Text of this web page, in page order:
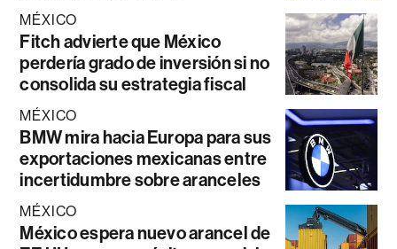
MÉXICO
Fitch advierte que México
perdería grado de inversión si no
consolida su estrategia fiscal
MÉXICO
BMW mira hacia Europa para sus
exportaciones mexicanas entre
incertidumbre sobre aranceles
MÉXICO
México espera nuevo arancel de